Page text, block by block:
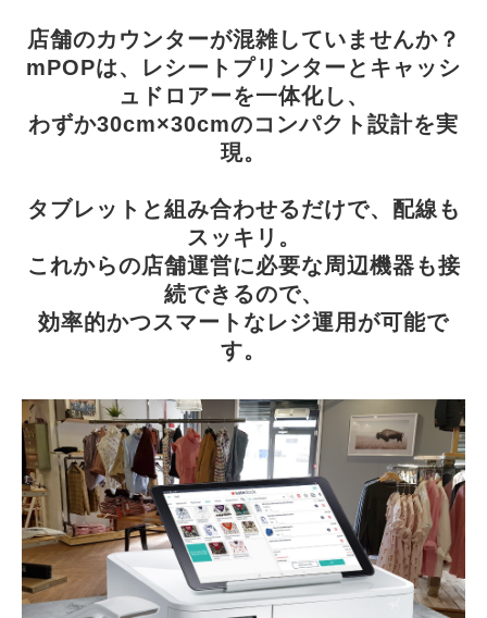
店舗のカウンターが混雑していませんか？
mPOPは、レシートプリンターとキャッシ
ュドロアーを一体化し、
わずか30cm×30cmのコンパクト設計を実
現。
タブレットと組み合わせるだけで、配線も
スッキリ。
これからの店舗運営に必要な周辺機器も接
続できるので、
効率的かつスマートなレジ運用が可能で
す。